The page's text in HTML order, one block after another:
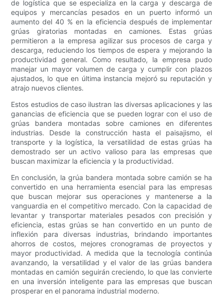
de logística que se especializa en la carga y descarga de
equipos y mercancías pesados ​​en un puerto informó un
aumento del 40 % en la eficiencia después de implementar
grúas giratorias montadas en camiones. Estas grúas
permitieron a la empresa agilizar sus procesos de carga y
descarga, reduciendo los tiempos de espera y mejorando la
productividad general. Como resultado, la empresa pudo
manejar un mayor volumen de carga y cumplir con plazos
ajustados, lo que en última instancia mejoró su reputación y
atrajo nuevos clientes.
Estos estudios de caso ilustran las diversas aplicaciones y las
ganancias de eficiencia que se pueden lograr con el uso de
grúas bandera montadas sobre camiones en diferentes
industrias. Desde la construcción hasta el paisajismo, el
transporte y la logística, la versatilidad de estas grúas ha
demostrado ser un activo valioso para las empresas que
buscan maximizar la eficiencia y la productividad.
En conclusión, la grúa bandera montada sobre camión se ha
convertido en una herramienta esencial para las empresas
que buscan mejorar sus operaciones y mantenerse a la
vanguardia en el competitivo mercado. Con la capacidad de
levantar y transportar materiales pesados ​​con precisión y
eficiencia, estas grúas se han convertido en un punto de
inflexión para diversas industrias, brindando importantes
ahorros de costos, mejores cronogramas de proyectos y
mayor productividad. A medida que la tecnología continúa
avanzando, la versatilidad y el valor de las grúas bandera
montadas en camión seguirán creciendo, lo que las convierte
en una inversión inteligente para las empresas que buscan
prosperar en el panorama industrial moderno.